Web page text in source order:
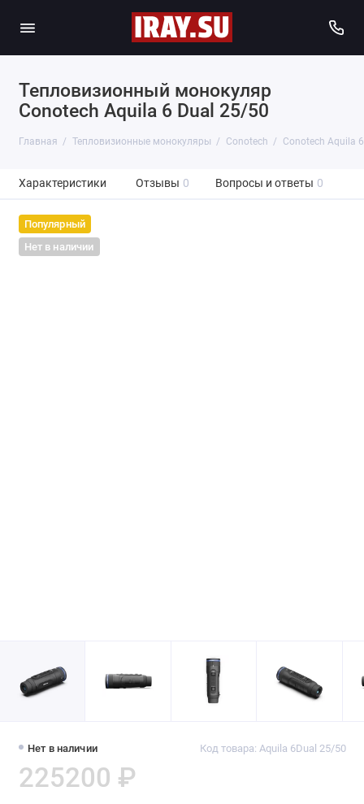
Тепловизионный монокуляр
Conotech Aquila 6 Dual 25/50
Главная Тепловизионные монокуляры Conotech Conotech Aquila
Характеристики Отзывы 0 Вопросы и ответы 0
Популярный
Нет в наличии
Нет в наличии Код товара: Aquila 6Dual 25/50
225200 ₽